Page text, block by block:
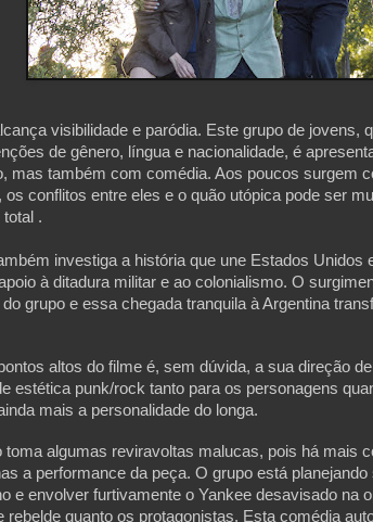
visibilidade e paródia. Este grupo de jovens,
de gênero, língua e nacionalidade, é
mas também com comédia. Aos poucos surgem
os conflitos entre eles e o quão utópica pode ser
total .
investiga a história que une Estados Unidos
à ditadura militar e ao colonialismo. O
grupo e essa chegada tranquila à Argentina
altos do filme é, sem dúvida, a sua direção
estética punk/rock tanto para os personagens
mais a personalidade do longa.
toma algumas reviravoltas malucas, pois há mais
a performance da peça. O grupo está
e envolver furtivamente o Yankee desavisado na
rebelde quanto os protagonistas. Esta comédia